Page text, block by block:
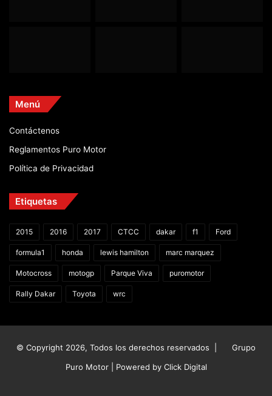
Menú
Contáctenos
Reglamentos Puro Motor
Política de Privacidad
Etiquetas
2015 2016 2017 CTCC dakar f1 Ford
formula1 honda lewis hamilton marc marquez
Motocross motogp Parque Viva puromotor
Rally Dakar Toyota wrc
© Copyright 2026, Todos los derechos reservados |
Grupo
Puro Motor | Powered by Click Digital